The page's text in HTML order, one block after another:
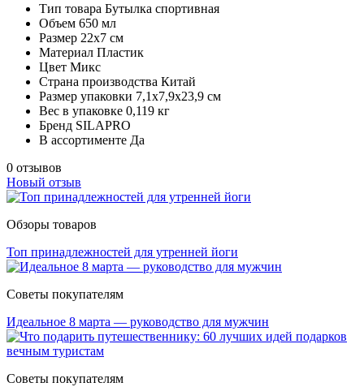
Тип товара Бутылка спортивная
Объем 650 мл
Размер 22х7 см
Материал Пластик
Цвет Микс
Страна производства Китай
Размер упаковки 7,1х7,9х23,9 см
Вес в упаковке 0,119 кг
Бренд SILAPRO
В ассортименте Да
0 отзывов
Новый отзыв
Обзоры товаров
Топ принадлежностей для утренней йоги
Советы покупателям
Идеальное 8 марта — руководство для мужчин
Советы покупателям